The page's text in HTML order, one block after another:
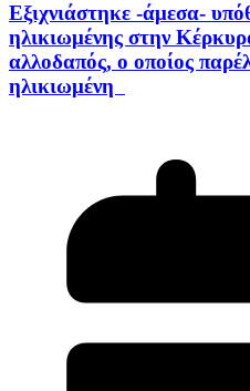
Εξιχνιάστηκε -άμεσα-
ηλικιωμένης στην
αλλοδαπός, ο οποίος
ηλικιωμένη